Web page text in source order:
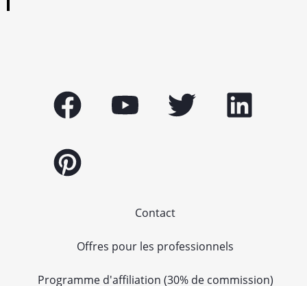
Contact
Offres pour les professionnels
Programme d'affiliation (30% de commission)